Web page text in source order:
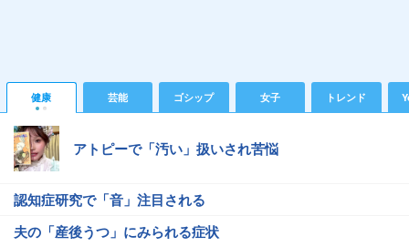
健康 芸能 ゴシップ 女子 トレンド
アトピーで「汚い」扱いされ苦悩
認知症研究で「音」注目される
夫の「産後うつ」にみられる症状